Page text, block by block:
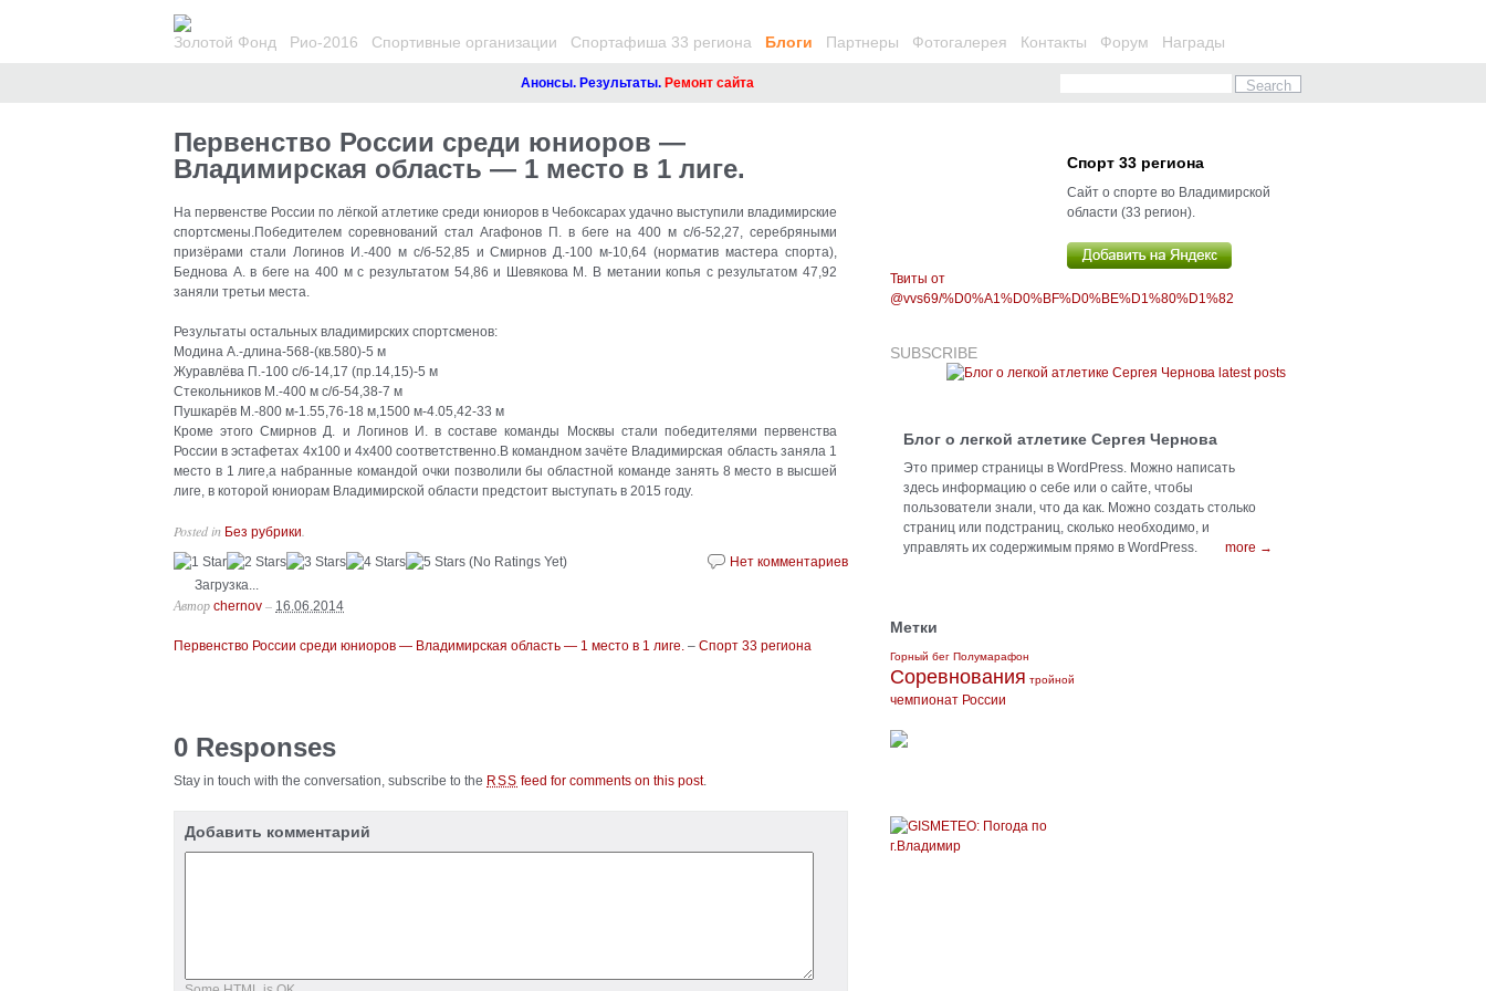
Золотой Фонд Рио-2016 Спортивные организации Спортафиша 33 региона Блоги Партнеры Фотогалерея Контакты Форум Награды
Анонсы. Результаты.Ремонт сайта
Первенство России среди юниоров —
Владимирская область — 1 место в 1 лиге.
На первенстве России по лёгкой атлетике среди юниоров в Чебоксарах удачно выступили владимирские
спортсмены.Победителем соревнований стал Агафонов П. в беге на 400 м с/б-52,27, серебряными
призёрами стали Логинов И.-400 м с/б-52,85 и Смирнов Д.-100 м-10,64 (норматив мастера спорта),
Беднова А. в беге на 400 м с результатом 54,86 и Шевякова М. В метании копья с результатом 47,92
заняли третьи места.
Результаты остальных владимирских спортсменов:
Модина А.-длина-568-(кв.580)-5 м
Журавлёва П.-100 с/б-14,17 (пр.14,15)-5 м
Стекольников М.-400 м с/б-54,38-7 м
Пушкарёв М.-800 м-1.55,76-18 м,1500 м-4.05,42-33 м
Кроме этого Смирнов Д. и Логинов И. в составе команды Москвы стали победителями первенства
России в эстафетах 4х100 и 4х400 соответственно.В командном зачёте Владимирская область заняла 1
место в 1 лиге,а набранные командой очки позволили бы областной команде занять 8 место в высшей
лиге, в которой юниорам Владимирской области предстоит выступать в 2015 году.
Posted in Без рубрики
Нет комментариев
(No Ratings Yet)
Загрузка...
Автор chernov – 16.06.2014
Первенство России среди юниоров — Владимирская область — 1 место в 1 лиге. – Спорт 33 региона
0 Responses
Stay in touch with the conversation, subscribe to the RSS feed for comments on this post.
Добавить комментарий
Спорт 33 региона
Сайт о спорте во Владимирской
области (33 регион).
Твиты от
@vvs69/%D0%A1%D0%BF%D0%BE%D1%80%D1%82
SUBSCRIBE
Блог о легкой атлетике Сергея Чернова
Это пример страницы в WordPress. Можно написать
здесь информацию о себе или о сайте, чтобы
пользователи знали, что да как. Можно создать столько
страниц или подстраниц, сколько необходимо, и
управлять их содержимым прямо в WordPress.
more →
Метки
Горный бег Полумарафон
Соревнования тройной
чемпионат России